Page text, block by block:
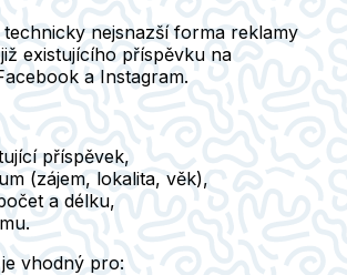
nejsnazší forma reklamy
existujícího příspěvku na
a Instagram.
příspěvek,
(zájem, lokalita, věk),
a délku,
vhodný pro: